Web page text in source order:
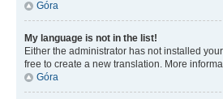
Góra
My language is not in the list!
Either the administrator has not installed
free to create a new translation. More
Góra